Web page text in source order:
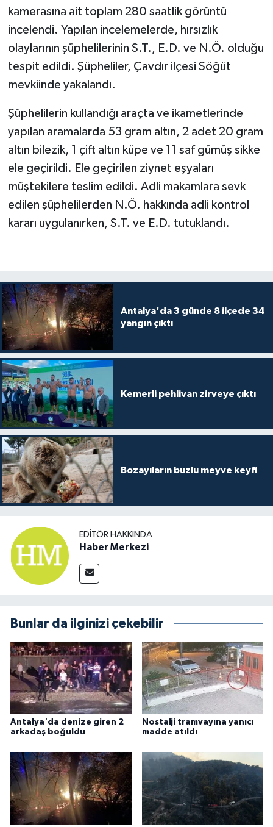
kamerasına ait toplam 280 saatlik görüntü
incelendi. Yapılan incelemelerde, hırsızlık
olaylarının şüphelilerinin S.T., E.D. ve N.Ö. olduğu
tespit edildi. Şüpheliler, Çavdır ilçesi Söğüt
mevkiinde yakalandı.
Şüphelilerin kullandığı araçta ve ikametlerinde
yapılan aramalarda 53 gram altın, 2 adet 20 gram
altın bilezik, 1 çift altın küpe ve 11 saf gümüş sikke
ele geçirildi. Ele geçirilen ziynet eşyaları
müştekilere teslim edildi. Adli makamlara sevk
edilen şüphelilerden N.Ö. hakkında adli kontrol
kararı uygulanırken, S.T. ve E.D. tutuklandı.
Antalya'da 3 günde 8 ilçede 34
yangın çıktı
Kemerli pehlivan zirveye çıktı
Bozayıların buzlu meyve keyfi
EDITÖR HAKKINDA
Haber Merkezi
Bunlar da ilginizi çekebilir
Antalya'da denize giren 2
arkadaş boğuldu
Nostalji tramvayına yanıcı
madde atıldı